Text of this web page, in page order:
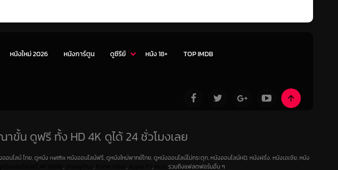
หนังใหม่ 2026 หนังการ์ตูน ดูซีรีย์ หนัง 18+ TOP IMDB
ขั้น ดูฟรี ทั้ง HD 4K ดูได้ 24 ชั่วโมงเลย
นไลน์ ไทย, ดูหนัง netflix หนังออนไลน์ฟรี, ดูหนังใหม่พากย์ไทย, ดูหนังออนไลน์ไม่กระตุก, หนังออนไลน์HD, หนังฝรั่ง, หนังเอเชีย, หนัง
, , , , รวมถึงแฟลตฟอร์มอื่น ๆ